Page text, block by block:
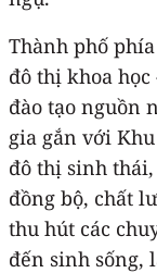
Thành phố
đô thị khoa
đào tạo nguồn
gia gắn với
đô thị sinh
đồng bộ, chất
thu hút các
đến sinh sống,